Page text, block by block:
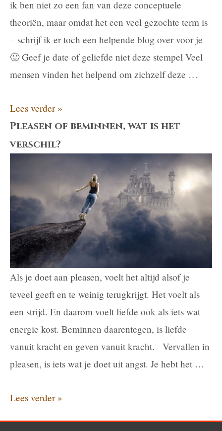
ik ben niet zo een fan van deze conceptuele
theoriën, maar omdat het een veel gezochte term is
– schrijf ik er toch een helpende blog over voor je
🙂 Geef je date of geliefde niet deze stempel Veel
mensen vinden het helpend om zichzelf deze …
Bindingsangst:
5
dingen
moet
weten
Lees verder »
Pleasen of beminnen, wat is het
verschil?
Als je doet aan pleasen, voelt het altijd alsof je
teveel geeft en te weinig terugkrijgt. Het voelt als
een strijd. En daarom voelt liefde ook als iets wat
energie kost. Beminnen daarentegen, is liefde
vanuit kracht en geven vanuit kracht. Vervallen in
pleasen, is iets wat je doet uit angst. Je hebt het …
Pleasen
Lees verder »